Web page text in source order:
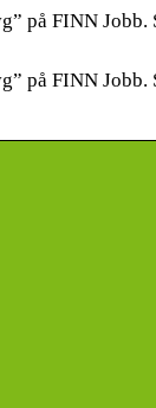
på FINN Jobb.
på FINN Jobb.